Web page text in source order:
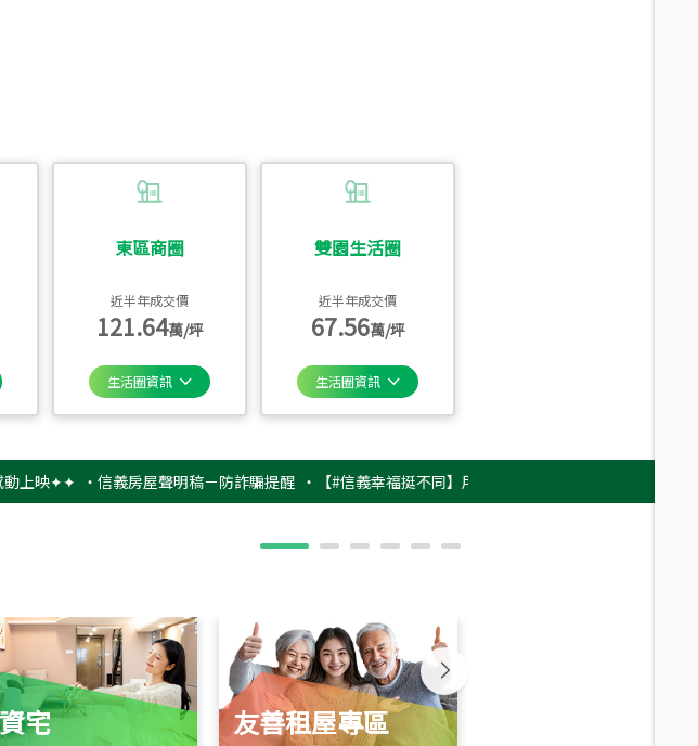
東區商圈
近半年成交價
121.64萬/坪
生活圈資訊
雙園生活圈
近半年成交價
67.56萬/坪
生活圈資訊
✦✦ ‧信義房屋聲明稿－防詐騙提醒 ‧【#信義幸福挺不同】用實力，讓升職免抽號碼牌！最新雇主品
宅 友善租屋專區